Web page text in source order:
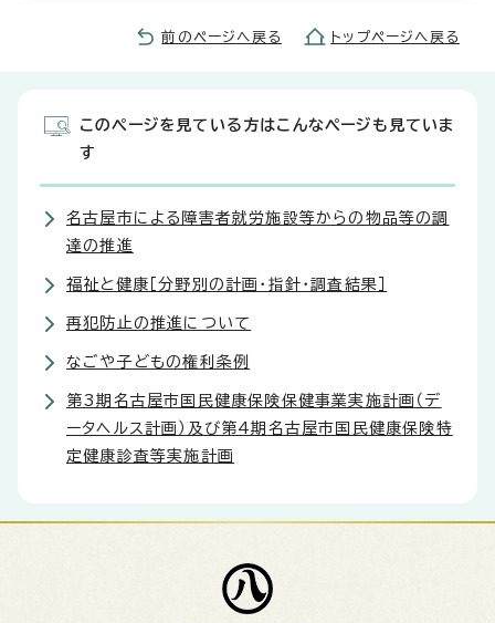
前のページへ戻る トップページへ戻る
このページを見ている方はこんなページも見ていま
す
名古屋市による障害者就労施設等からの物品等の調
達の推進
福祉と健康［分野別の計画・指針・調査結果］
再犯防止の推進について
なごや子どもの権利条例
第3期名古屋市国民健康保険保健事業実施計画（デ
ータヘルス計画）及び第4期名古屋市国民健康保険特
定健康診査等実施計画